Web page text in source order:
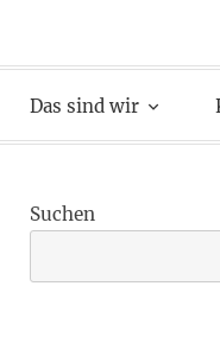
Das sind wir
Suchen